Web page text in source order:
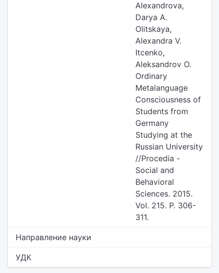
Alexandrova,
Darya A.
Olitskaya,
Alexandra V.
Itcenko,
Aleksandrov O.
Ordinary
Metalanguage
Consciousness of
Students from
Germany
Studying at the
Russian University
//Procedia -
Social and
Behavioral
Sciences. 2015.
Vol. 215. P. 306-
311.
Направление науки
УДК